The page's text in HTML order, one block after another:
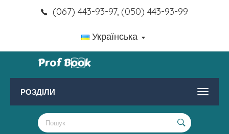
(067) 443-93-97, (050) 443-93-99
Українська
РОЗДІЛИ